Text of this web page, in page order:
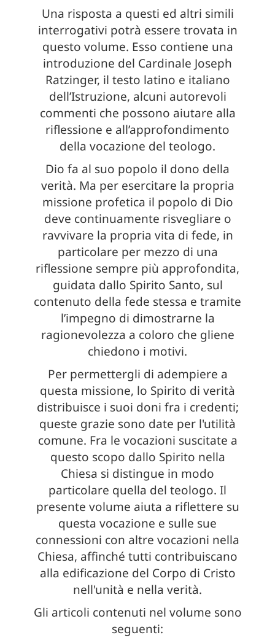
Una risposta a questi ed altri simili
interrogativi potrà essere trovata in
questo volume. Esso contiene una
introduzione del Cardinale Joseph
Ratzinger, il testo latino e italiano
dell’Istruzione, alcuni autorevoli
commenti che possono aiutare alla
riflessione e all’approfondimento
della vocazione del teologo.
Dio fa al suo popolo il dono della
verità. Ma per esercitare la propria
missione profetica il popolo di Dio
deve continuamente risvegliare o
ravvivare la propria vita di fede, in
particolare per mezzo di una
riflessione sempre più approfondita,
guidata dallo Spirito Santo, sul
contenuto della fede stessa e tramite
l’impegno di dimostrarne la
ragionevolezza a coloro che gliene
chiedono i motivi.
Per permettergli di adempiere a
questa missione, lo Spirito di verità
distribuisce i suoi doni fra i credenti;
queste grazie sono date per l'utilità
comune. Fra le vocazioni suscitate a
questo scopo dallo Spirito nella
Chiesa si distingue in modo
particolare quella del teologo. Il
presente volume aiuta a riflettere su
questa vocazione e sulle sue
connessioni con altre vocazioni nella
Chiesa, affinché tutti contribuiscano
alla edificazione del Corpo di Cristo
nell'unità e nella verità.
Gli articoli contenuti nel volume sono
seguenti: